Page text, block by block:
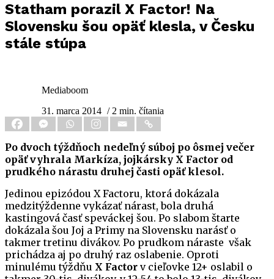
Statham porazil X Factor! Na
Slovensku šou opäť klesla, v Česku
stále stúpa
Mediaboom
31. marca 2014 / 2 min. čítania
Po dvoch týždňoch nedeľný súboj po ôsmej večer
opäť vyhrala Markíza, jojkársky X Factor od
prudkého nárastu druhej časti opäť klesol.
Jedinou epizódou X Factoru, ktorá dokázala
medzitýždenne vykázať nárast, bola druhá
kastingová časť speváckej šou. Po slabom štarte
dokázala šou Joj a Primy na Slovensku narásť o
takmer tretinu divákov. Po prudkom náraste však
prichádza aj po druhý raz oslabenie. Oproti
minulému týždňu X Factor v cieľovke 12+ oslabil o